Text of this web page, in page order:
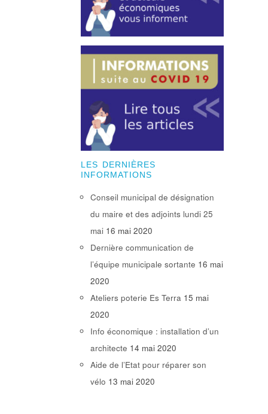
LES DERNIÈRES
INFORMATIONS
Conseil municipal de désignation
du maire et des adjoints lundi 25
mai 16 mai 2020
Dernière communication de
l’équipe municipale sortante 16 mai
2020
Ateliers poterie Es Terra 15 mai
2020
Info économique : installation d’un
architecte 14 mai 2020
Aide de l’Etat pour réparer son
vélo 13 mai 2020